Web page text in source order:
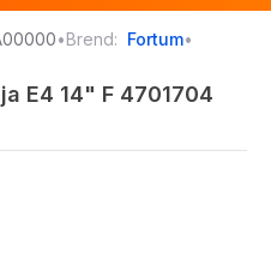
•Brend: Fortum•
E4 14" F 4701704